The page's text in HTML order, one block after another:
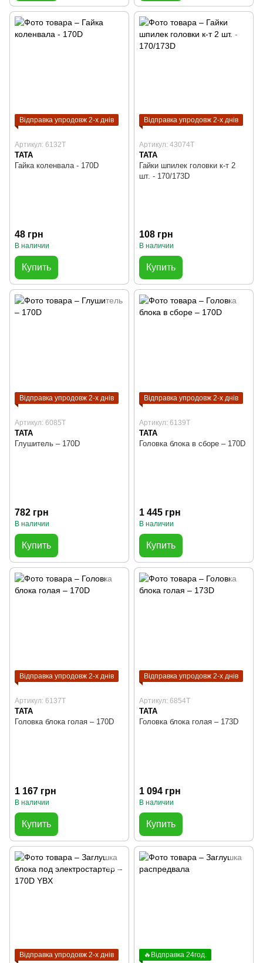
Відправка упродовж 2-х днів
Артикул: 6132T
TATA
Гайка коленвала - 170D
48 грн
В наличии
Купить
Відправка упродовж 2-х днів
Артикул: 43074T
TATA
Гайки шпилек головки к-т 2
шт. - 170/173D
108 грн
В наличии
Купить
Відправка упродовж 2-х днів
Артикул: 6085T
TATA
Глушитель – 170D
782 грн
В наличии
Купить
Відправка упродовж 2-х днів
Артикул: 6139T
TATA
Головка блока в сборе – 170D
1 445 грн
В наличии
Купить
Відправка упродовж 2-х днів
Артикул: 6137T
TATA
Головка блока голая – 170D
1 167 грн
В наличии
Купить
Відправка упродовж 2-х днів
Артикул: 6854T
TATA
Головка блока голая – 173D
1 094 грн
В наличии
Купить
Відправка упродовж 2-х днів 🔥Відправка 24год.